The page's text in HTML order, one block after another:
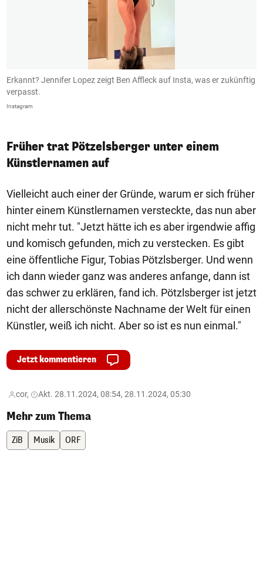
Erkannt? Jennifer Lopez zeigt Ben Affleck auf Insta, was er zukünftig
verpasst.
Instagram
Früher trat Pötzelsberger unter einem
Künstlernamen auf
Vielleicht auch einer der Gründe, warum er sich früher
hinter einem Künstlernamen versteckte, das nun aber
nicht mehr tut. "Jetzt hätte ich es aber irgendwie affig
und komisch gefunden, mich zu verstecken. Es gibt
eine öffentliche Figur, Tobias Pötzlsberger. Und wenn
ich dann wieder ganz was anderes anfange, dann ist
das schwer zu erklären, fand ich. Pötzlsberger ist jetzt
nicht der allerschönste Nachname der Welt für einen
Künstler, weiß ich nicht. Aber so ist es nun einmal."
Jetzt kommentieren
cor, Akt. 28.11.2024, 08:54, 28.11.2024, 05:30
Mehr zum Thema
ZiB Musik ORF